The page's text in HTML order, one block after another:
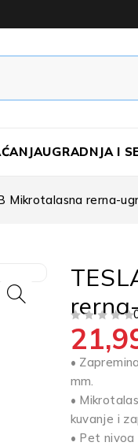
UGRADNJA I
Mikrotalasna rerna-
•
mm.
•
kuvanje i
• Pet